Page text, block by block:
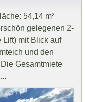
54,14 m²
gelegenen 2-
Lift) mit Blick auf
und den
Gesamtmiete